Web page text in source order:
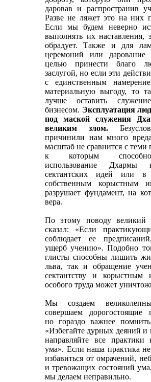
даровав и распространив
Разве не ляжет это на них
Если мы будем неверно
выполнять их наставления,
обрадует. Также и для
церемоний или дарование
целью принести благо
заслугой, но если эти
с единственным
материальную выгоду, то
лучше оставить
бизнесом. Эксплуатация
под маской служения
великим злом.
причинили нам много
масштаб не сравнится с теми
к которым
использование Дхармы
сектантских идей или
собственным корыстным
разрушает фундамент, на
вера.
По этому поводу великий
сказал: «Если
соблюдает ее
ущерб учению». Подобно
глисты способны лишить
льва, так и обращение
сектантству и корыстным
особого труда может
Мы создаем
совершаем дорогостоящие
но гораздо важнее
«Избегайте дурных деяний и
направляйте все практики
ума». Если наша практика
избавиться от омрачений,
и тревожащих состояний
мы делаем неправильно.